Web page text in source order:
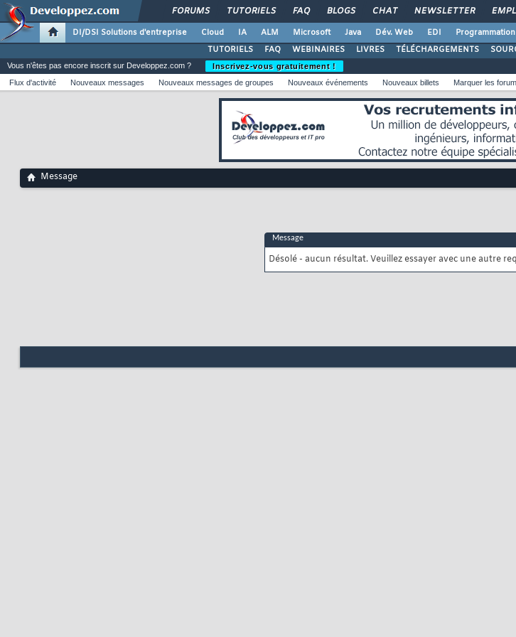
FORUMS TUTORIELS FAQ BLOGS CHAT NEWSLETTER
DI/DSI Solutions d'entreprise Cloud IA ALM Microsoft Java Dév. Web EDI Programmation
TUTORIELS
FAQ WEBINAIRES LIVRES TÉLÉCHARGEMENTS
Vous n'êtes pas encore inscrit sur Developpez.com ?
Inscrivez-vous gratuitement !
Flux d'activité
Nouveaux messages Nouveaux messages de groupes Nouveaux événements Nouveaux billets Marquer les
Message
Message
Désolé - aucun résultat. Veuillez essayer avec une autre